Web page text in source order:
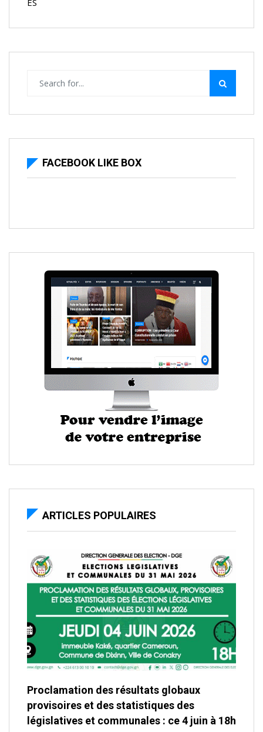
FACEBOOK LIKE BOX
ARTICLES POPULAIRES
Proclamation des résultats globaux
provisoires et des statistiques des
législatives et communales : ce 4 juin à 18h